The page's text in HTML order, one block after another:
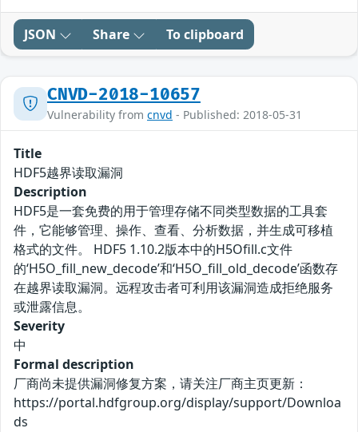
JSON Share To clipboard
CNVD-2018-10657
Vulnerability from cnvd - Published: 2018-05-31
Title
HDF5越界读取漏洞
Description
HDF5是一套免费的用于管理存储不同类型数据的工具套
件，它能够管理、操作、查看、分析数据，并生成可移植
格式的文件。 HDF5 1.10.2版本中的H5Ofill.c文件
的‘H5O_fill_new_decode’和‘H5O_fill_old_decode’函数存
在越界读取漏洞。远程攻击者可利用该漏洞造成拒绝服务
或泄露信息。
Severity
中
Formal description
厂商尚未提供漏洞修复方案，请关注厂商主页更新：
https://portal.hdfgroup.org/display/support/Downloa
ds